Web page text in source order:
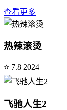
查看更多
热辣滚烫
⭐ 7.8 2024
飞驰人生2